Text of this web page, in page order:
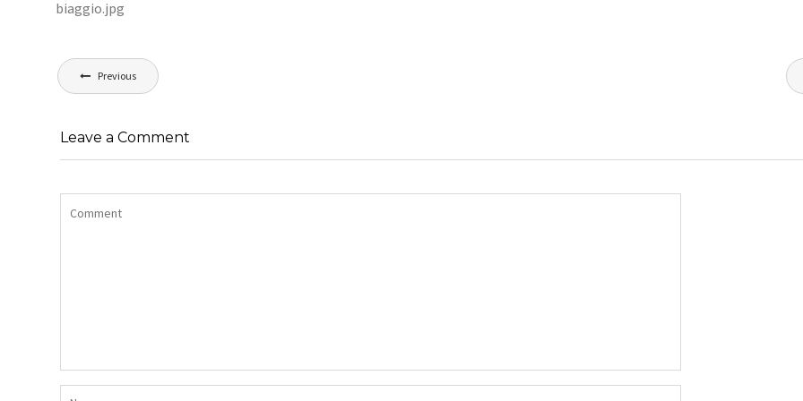
biaggio.jpg
Navigation
de
Previous
Leave a Comment